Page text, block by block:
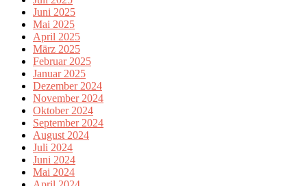
Juni 2025
Mai 2025
April 2025
März 2025
Februar 2025
Januar 2025
Dezember 2024
November 2024
Oktober 2024
September 2024
August 2024
Juli 2024
Juni 2024
Mai 2024